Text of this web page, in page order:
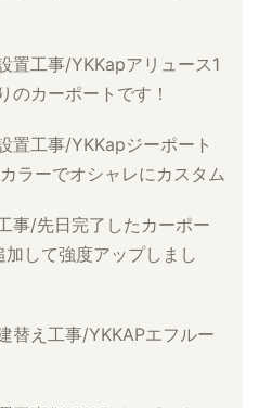
置工事/YKKapアリュース1
のカーポートです！
置工事/YKKapジーポート
ラーでオシャレにカスタム
事/先日完了したカーポー
加して強度アップしまし
替え工事/YKKAPエフルー